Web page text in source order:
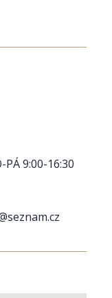
9:00-16:30